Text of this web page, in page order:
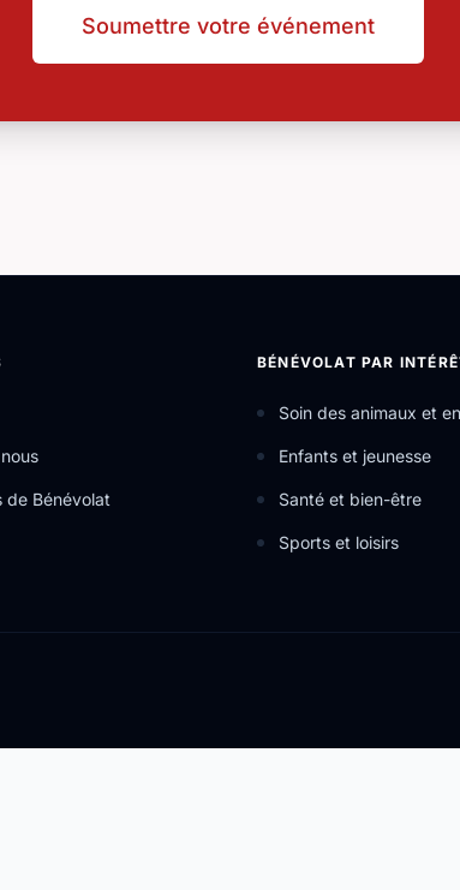
Soumettre votre événement
de Bénévolat
BÉNÉVOLAT PAR
Soin des animaux et
Enfants et jeunesse
Santé et bien-être
Sports et loisirs